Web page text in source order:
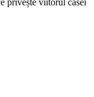
privește viitorul casei